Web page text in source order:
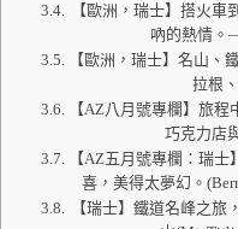
【歐洲，瑞士】搭火
吶的熱情。
【歐洲，瑞士】名山、
拉根
【AZ八月號專欄】旅
巧克力店
【AZ五月號專欄：瑞
喜，美得太夢幻。
【瑞士】鐵道名峰之